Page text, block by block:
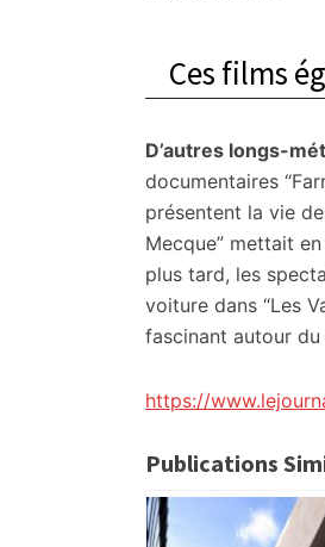
Ces films
D’autres longs-
documentaires
présentent la vie
Mecque” mettait
plus tard, les
voiture dans “Les
fascinant autour du
https://
Publications